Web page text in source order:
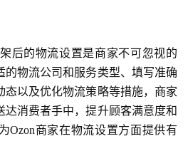
后的物流设置是商家不可忽视的
的物流公司和服务类型、填写准确
态以及优化物流策略等措施，商家
达消费者手中，提升顾客满意度和
Ozon商家在物流设置方面提供有